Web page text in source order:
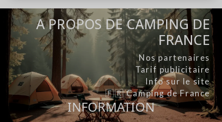
A PROPOS DE CAMPING DE
FRANCE
Nos partenaires
Tarif publicitaire
Info sur le site
🇫🇷 Camping de France
INFORMATION